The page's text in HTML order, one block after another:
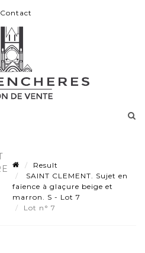
Contact
Result
SAINT CLEMENT. Sujet en
faïence à glaçure beige et
marron. S - Lot 7
Lot n° 7